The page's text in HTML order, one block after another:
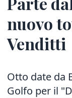
nuovo
Venditti
Otto date da
Golfo per il